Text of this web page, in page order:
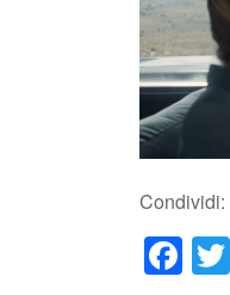
Condividi: